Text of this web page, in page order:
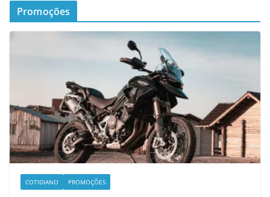
Promoções
COTIDIANO PROMOÇÕES